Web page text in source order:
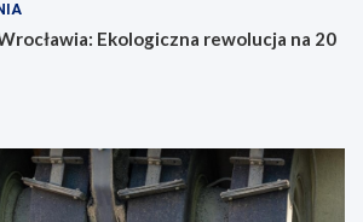
Ekologiczna rewolucja na 20